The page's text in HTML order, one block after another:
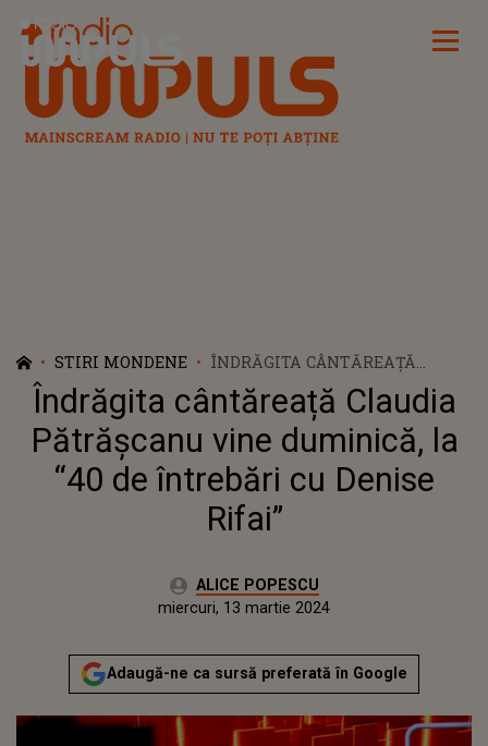
Radio Impuls
STIRI MONDENE
ÎNDRĂGITA CÂNTĂREAȚĂ
CLAUDIA PĂTRĂȘCANU VINE
DUMINICĂ, LA “40 DE
ÎNTREBĂRI CU DENISE RIFAI”
Îndrăgita cântăreață Claudia
Pătrășcanu vine duminică, la
“40 de întrebări cu Denise
Rifai”
Autor:ALICE POPESCU
Publicat:
miercuri, 13 martie 2024
Adaugă-ne ca sursă preferată în Google